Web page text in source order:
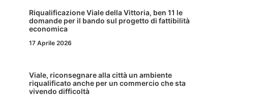
Riqualificazione Viale della Vittoria, ben 11 le
domande per il bando sul progetto di fattibilità
economica
17 Aprile 2026
Viale, riconsegnare alla città un ambiente
riqualificato anche per un commercio che sta
vivendo difficoltà